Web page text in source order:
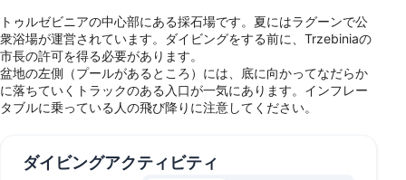
トゥルゼビニアの中心部にある採石場です。夏にはラグーンで公
衆浴場が運営されています。ダイビングをする前に、Trzebiniaの
市長の許可を得る必要があります。
盆地の左側（プールがあるところ）には、底に向かってなだらか
に落ちていくトラックのある入口が一気にあります。インフレー
タブルに乗っている人の飛び降りに注意してください。
ダイビングアクティビティ